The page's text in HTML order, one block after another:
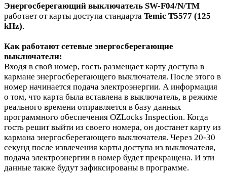
Энергосберегающий выключатель SW-F04/N/TM
работает от карты доступа стандарта Temic T5577 (125
kHz).
Как работают сетевые энергосберегающие
выключатели:
Входя в свой номер, гость размещает карту доступа в
кармане энергосберегающего выключателя. После этого в
номер начинается подача электроэнергии. А информация
о том, что карта была вставлена в выключатель, в режиме
реального времени отправляется в базу данных
программного обеспечения OZLocks Inspection. Когда
гость решит выйти из своего номера, он достанет карту из
кармана энергосберегающего выключателя. Через 20-30
секунд после извлечения карты доступа из выключателя,
подача электроэнергии в номер будет прекращена. И эти
данные также будут зафиксированы в программе.